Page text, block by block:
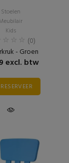
Stoelen
Kids
(0)
- Groen
excl. btw
RESERVEER